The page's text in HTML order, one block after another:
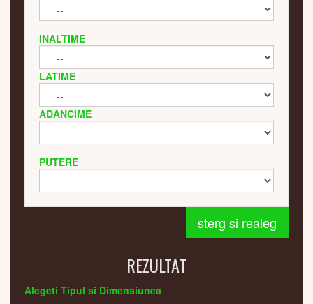
INALTIME
LATIME
ADANCIME
PUTERE
sterg si realeg
REZULTAT
Alegeti Tipul si Dimensiunea